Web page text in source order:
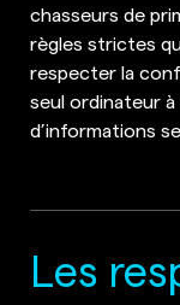
chasseurs de
règles strictes
respecter la
seul ordinateur
d’informations
Les